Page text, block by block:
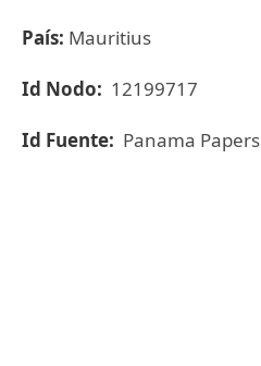
País: Mauritius
Id Nodo: 12199717
Id Fuente: Panama Papers